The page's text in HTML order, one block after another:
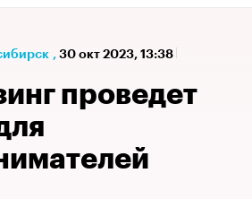
, 30 окт 2023, 13:38
проведет